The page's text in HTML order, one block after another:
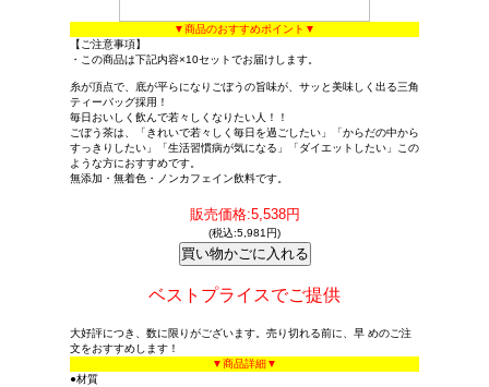
▼商品のおすすめポイント▼
【ご注意事項】
・この商品は下記内容×10セットでお届けします。
糸が頂点で、底が平らになりごぼうの旨味が、サッと美味しく出る三角
ティーバッグ採用！
毎日おいしく飲んで若々しくなりたい人！！
ごぼう茶は、「きれいで若々しく毎日を過ごしたい」「からだの中から
すっきりしたい」「生活習慣病が気になる」「ダイエットしたい」この
ような方におすすめです。
無添加・無着色・ノンカフェイン飲料です。
販売価格:5,538円
(税込:5,981円)
ベストプライスでご提供
大好評につき、数に限りがございます。売り切れる前に、早 めのご注
文をおすすめします！
▼商品詳細▼
●材質